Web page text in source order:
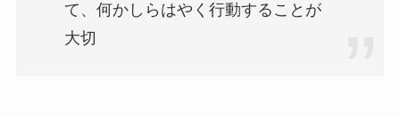
て、何かしらはやく行動することが
大切